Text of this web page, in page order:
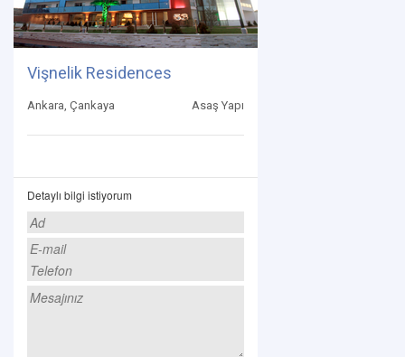
Vişnelik Residences
Ankara, Çankaya Asaş Yapı
Detaylı bilgi istiyorum